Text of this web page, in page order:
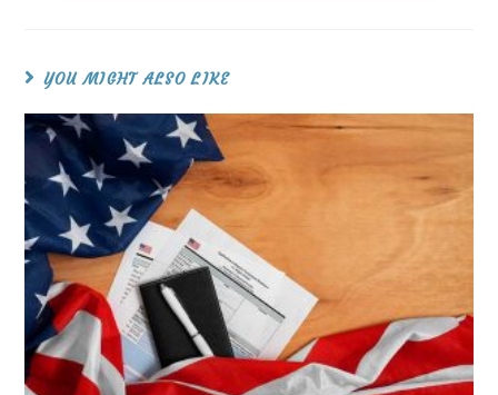
YOU MIGHT ALSO LIKE